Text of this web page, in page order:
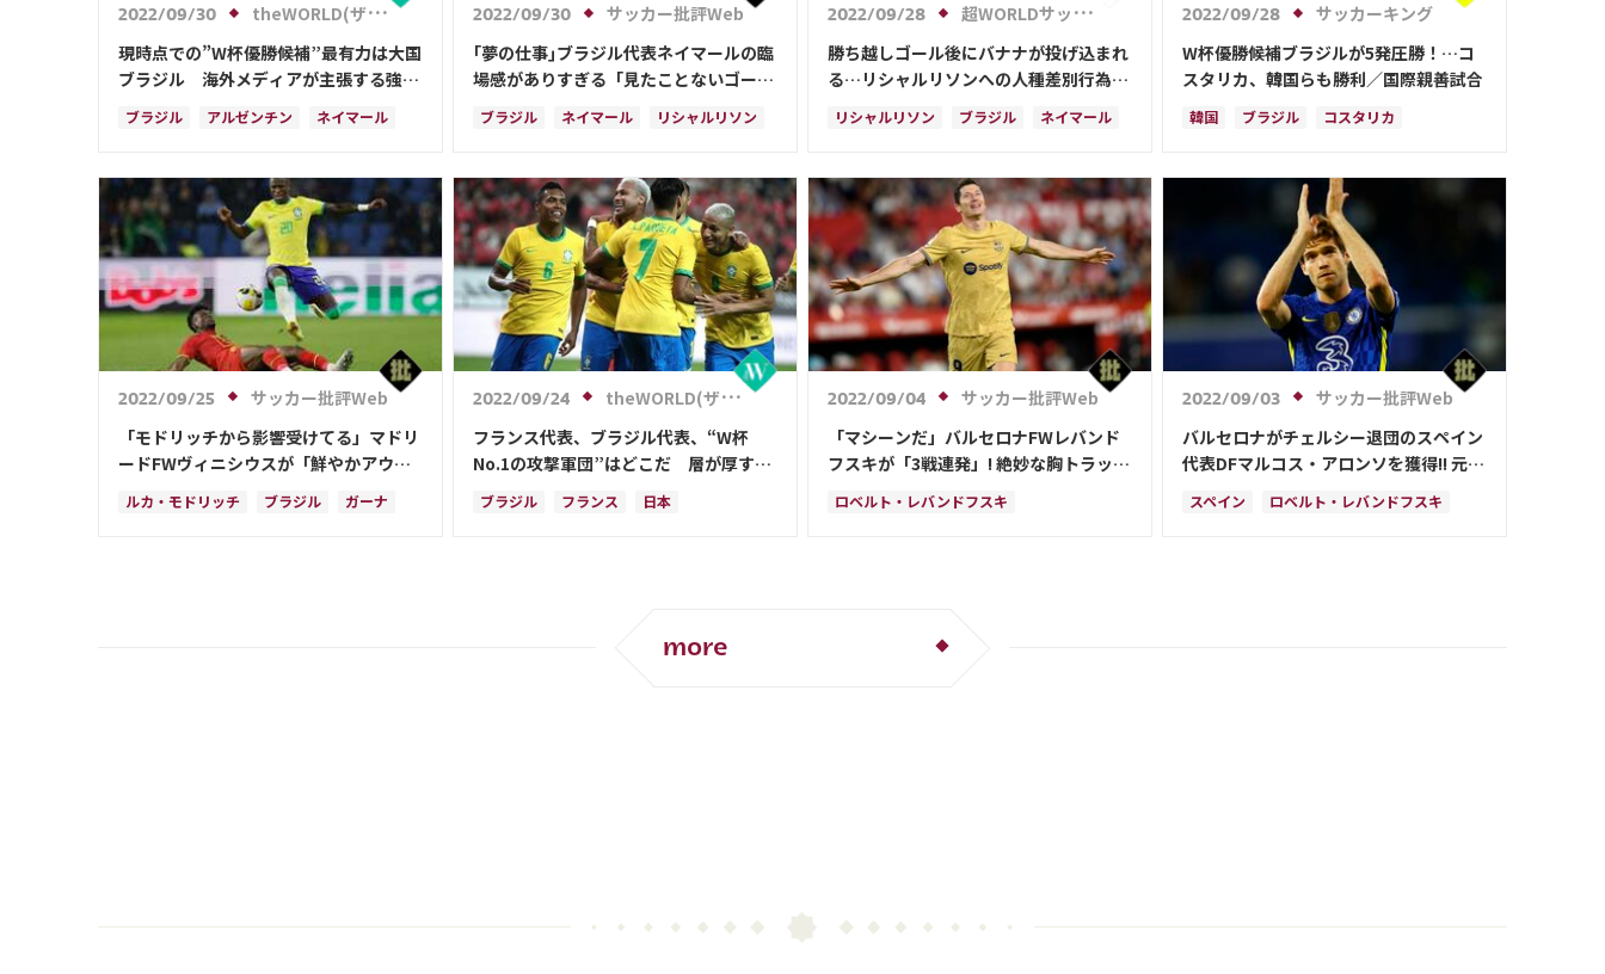
2022/09/30
theWORLD(ザ・ワールドWeb)
現時点での”W杯優勝候補”最有力は大国
ブラジル 海外メディアが主張する強み
と弱み
ブラジル アルゼンチン ネイマール
リオネル・メッシ スペイン ベルギー
オランダ ポルトガル ガーナ
アメリカ ガブリエウ・ジェズス
リシャルリソン ハフィーニャ
ダニエウ・アウベス
2022/09/30
サッカー批評Web
｢夢の仕事｣ブラジル代表ネイマールの臨
場感がありすぎる「見たことないゴール
シーン」でカメラマンに脚光！
ブラジル ネイマール リシャルリソン
2022/09/28
超WORLDサッカー!
勝ち越しゴール後にバナナが投げ込まれ
る…リシャルリソンへの人種差別行為に
会長が怒り「罰はもっと厳しくする必要
がある」
リシャルリソン ブラジル ネイマール
2022/09/28
サッカーキング
W杯優勝候補ブラジルが5発圧勝！…コ
スタリカ、韓国らも勝利／国際親善試合
韓国 ブラジル コスタリカ
カメルーン
日本 日本代表
ハフィーニャ イラン エクアドル
セネガル モロッコ ソン・フンミン
ネイマール ダルウィン・ヌニェス
2022/09/25
サッカー批評Web
「モドリッチから影響受けてる」マドリ
ードFWヴィニシウスが「鮮やかアウト
サイドクロス」で決定機創出! 「1.3万い
いね」のスーパープレー
ルカ・モドリッチ ブラジル ガーナ
2022/09/24
theWORLD(ザ・ワールドWeb)
フランス代表、ブラジル代表、“W杯
No.1の攻撃軍団”はどこだ 層が厚すぎ
て2チーム作れる恐怖
ブラジル フランス 日本
2022/09/04
サッカー批評Web
「マシーンだ」バルセロナFWレバンド
フスキが「3戦連発」! 絶妙な胸トラップ
ャに3-0勝利
ロベルト・レバンドフスキ
2022/09/03
サッカー批評Web
バルセロナがチェルシー退団のスペイン
代表DFマルコス・アロンソを獲得!! 元レ
超いいね｣！
スペイン ロベルト・レバンドフスキ
more